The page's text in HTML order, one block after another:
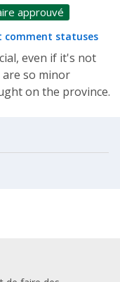
approuvé
comment statuses
even if it's not
so minor
on the province.